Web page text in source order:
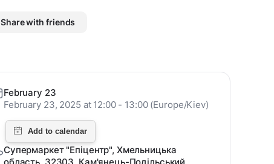
Share with friends
February 23
February 23, 2025 at 12:00 - 13:00 (Europe/Kiev)
Cупермаркет "Епіцентр", Хмельницька